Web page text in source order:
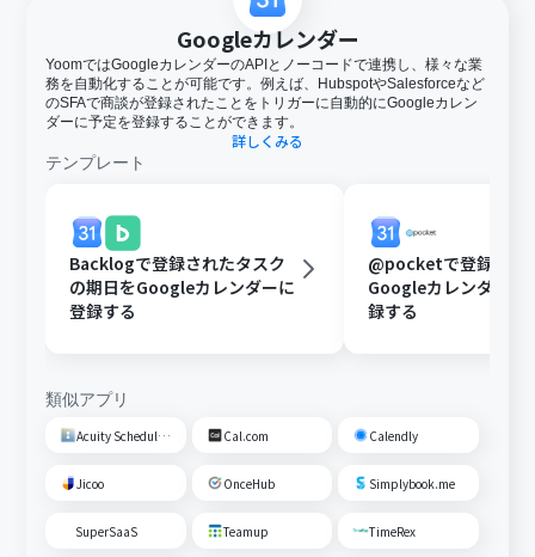
Googleカレンダー
YoomではGoogleカレンダーのAPIとノーコードで連携し、様々な業
務を自動化することが可能です。例えば、HubspotやSalesforceなど
のSFAで商談が登録されたことをトリガーに自動的にGoogleカレン
ダーに予定を登録することができます。
詳しくみる
テンプレート
Backlogで登録されたタスク
の期日をGoogleカレンダーに
登録する
@pocketで登録され
Googleカレンダーに
録する
類似アプリ
Acuity Scheduling Cal.com Calendly
Jicoo OnceHub Simplybook.me
SuperSaaS Teamup TimeRex